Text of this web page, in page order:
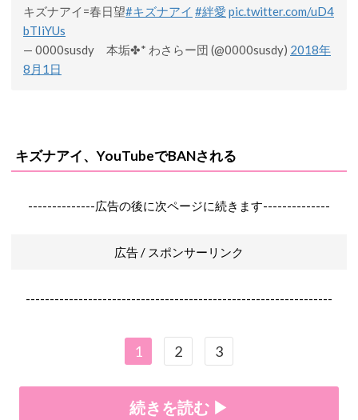
キズナアイ=春日望#キズナアイ #絆愛 pic.twitter.com/uD4
bTIiYUs
— 0000susdy 本垢✤* わさらー団 (@0000susdy) 2018年
8月1日
キズナアイ、YouTubeでBANされる
--------------広告の後に次ページに続きます--------------
広告 / スポンサーリンク
----------------------------------------------------------------
1 2 3
続きを読む ▶